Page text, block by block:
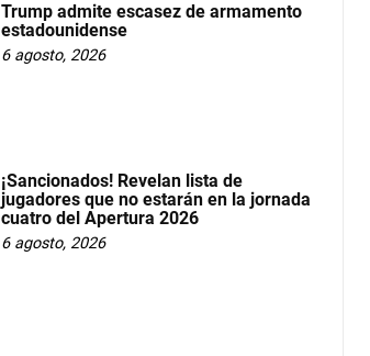
Trump admite escasez de armamento
estadounidense
6 agosto, 2026
¡Sancionados! Revelan lista de
jugadores que no estarán en la jornada
cuatro del Apertura 2026
6 agosto, 2026